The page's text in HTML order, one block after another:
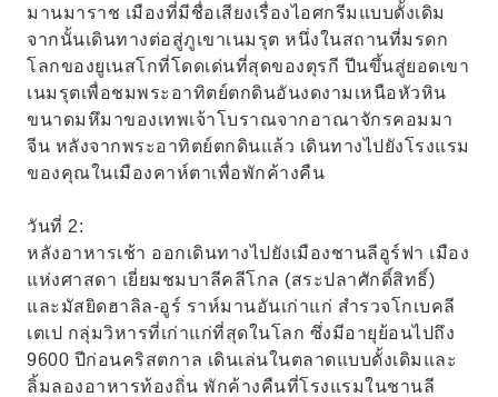
มานมาราช เมืองที่มีชื่อเสียงเรื่องไอศกรีมแบบดั้งเดิม
จากนั้นเดินทางต่อสู่ภูเขาเนมรุต หนึ่งในสถานที่มรดก
โลกของยูเนสโกที่โดดเด่นที่สุดของตุรกี ปีนขึ้นสู่ยอดเขา
เนมรุตเพื่อชมพระอาทิตย์ตกดินอันงดงามเหนือหัวหิน
ขนาดมหึมาของเทพเจ้าโบราณจากอาณาจักรคอมมา
จีน หลังจากพระอาทิตย์ตกดินแล้ว เดินทางไปยังโรงแรม
ของคุณในเมืองคาห์ตาเพื่อพักค้างคืน
วันที่ 2:
หลังอาหารเช้า ออกเดินทางไปยังเมืองชานลีอูร์ฟา เมือง
แห่งศาสดา เยี่ยมชมบาลีคลีโกล (สระปลาศักดิ์สิทธิ์)
และมัสยิดฮาลิล-อูร์ ราห์มานอันเก่าแก่ สำรวจโกเบคลี
เตเป กลุ่มวิหารที่เก่าแก่ที่สุดในโลก ซึ่งมีอายุย้อนไปถึง
9600 ปีก่อนคริสตกาล เดินเล่นในตลาดแบบดั้งเดิมและ
ลิ้มลองอาหารท้องถิ่น พักค้างคืนที่โรงแรมในชานลี